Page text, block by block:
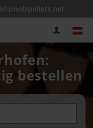
bestellen